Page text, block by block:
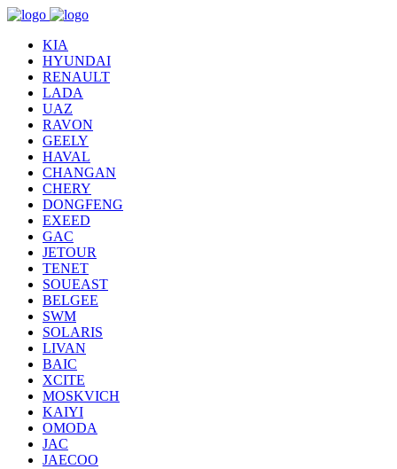
KIA
HYUNDAI
RENAULT
LADA
UAZ
RAVON
GEELY
HAVAL
CHANGAN
CHERY
DONGFENG
EXEED
GAC
JETOUR
TENET
SOUEAST
BELGEE
SWM
SOLARIS
LIVAN
BAIC
XCITE
MOSKVICH
KAIYI
OMODA
JAC
JAECOO